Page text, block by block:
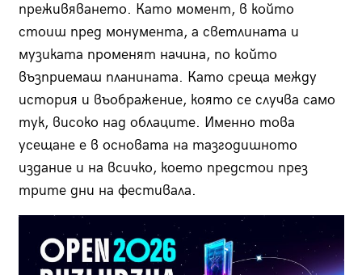
преживяването. Като момент, в който
стоиш пред монумента, а светлината и
музиката променят начина, по който
възприемаш планината. Като среща между
история и въображение, която се случва само
тук, високо над облаците. Именно това
усещане е в основата на тазгодишното
издание и на всичко, което предстои през
трите дни на фестивала.